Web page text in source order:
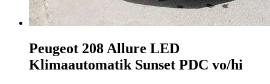
Peugeot 208 Allure LED
Klimaautomatik Sunset PDC vo/hi